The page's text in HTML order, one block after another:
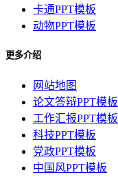
卡通PPT模板
动物PPT模板
更多介绍
网站地图
论文答辩PPT模板
工作汇报PPT模板
科技PPT模板
党政PPT模板
中国风PPT模板